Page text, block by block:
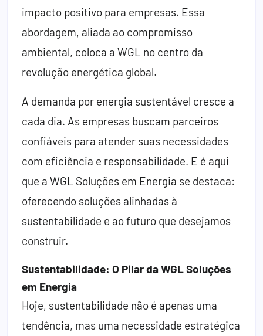
impacto positivo para empresas. Essa
abordagem, aliada ao compromisso
ambiental, coloca a WGL no centro da
revolução energética global.
A demanda por energia sustentável cresce a
cada dia. As empresas buscam parceiros
confiáveis para atender suas necessidades
com eficiência e responsabilidade. E é aqui
que a WGL Soluções em Energia se destaca:
oferecendo soluções alinhadas à
sustentabilidade e ao futuro que desejamos
construir.
Sustentabilidade: O Pilar da WGL Soluções
em Energia
Hoje, sustentabilidade não é apenas uma
tendência, mas uma necessidade estratégica